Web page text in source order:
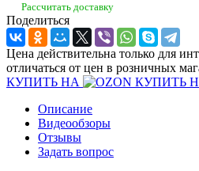
Рассчитать доставку
Поделиться
Цена действительна только для
отличаться от цен в розничных
КУПИТЬ НА
КУПИТЬ
Описание
Видеообзоры
Отзывы
Задать вопрос